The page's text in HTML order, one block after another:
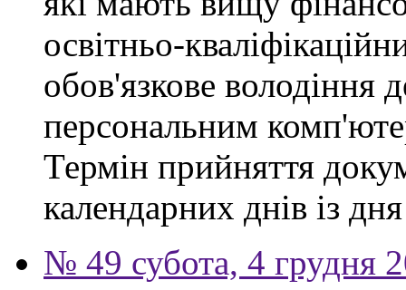
освітньо-
обов'язкове
персональним
Термін прийняття
календарних днів із
№ 49 субота, 4 грудня